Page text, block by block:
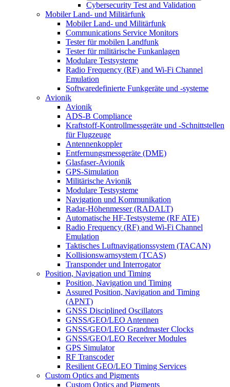
Cybersecurity Test and Validation
Mobiler Land- und Militärfunk
Mobiler Land- und Militärfunk
Communications Service Monitors
Tester für mobilen Landfunk
Tester für militärische Funkanlagen
Modulare Testsysteme
Radio Frequency (RF) and Wi-Fi Channel
Emulation
Softwaredefinierte Funkgeräte und -systeme
Avionik
Avionik
ADS-B Compliance
Kraftstoff-Kontrollmessgeräte und -Schnittstellen
für Flugzeuge
Antennenkoppler
Entfernungsmessgeräte (DME)
Glasfaser-Avionik
GPS-Simulation
Militärische Avionik
Modulare Testsysteme
Navigation und Kommunikation
Radar-Höhenmesser (RADALT)
Automatische HF-Testsysteme (RF ATE)
Radio Frequency (RF) and Wi-Fi Channel
Emulation
Taktisches Luftnavigationssystem (TACAN)
Kollisionswarnsystem (TCAS)
Transponder und Interrogator
Position, Navigation und Timing
Position, Navigation und Timing
Assured Position, Navigation and Timing
(APNT)
GNSS Disciplined Oscillators
GNSS/GEO/LEO Antennen
GNSS/GEO/LEO Grandmaster Clocks
GNSS/GEO/LEO Receiver Modules
GPS Simulator
RF Transcoder
Resilient GEO/LEO Timing Services
Custom Optics and Pigments
Custom Optics and Pigments